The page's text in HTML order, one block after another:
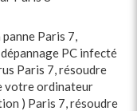
Paris 7,
dépannage PC infecté
Paris 7,résoudre
votre ordinateur
) Paris 7,résoudre